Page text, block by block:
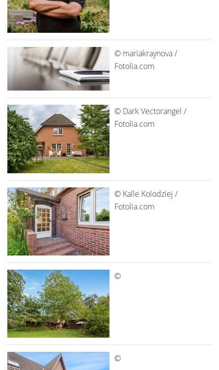
© mariakraynova /
Fotolia.com
© Dark Vectorangel /
Fotolia.com
© Kalle Kolodziej /
Fotolia.com
©
©